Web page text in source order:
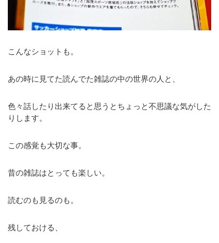
こんなショットも。
あの時に見てた読んでた雑誌の中の世界の人と、
色々話したり出来てると思うとちょっと不思議な気がした
りします。
この感覚も大切な事。
昔の雑誌はとっても楽しい。
読むのも見るのも。
残しておける、